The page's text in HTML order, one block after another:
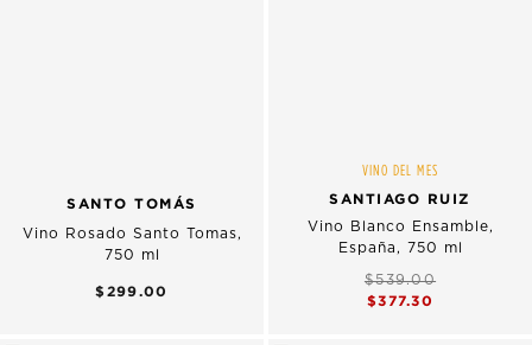
SANTO TOMÁS
Vino Rosado Santo Tomas,
750 ml
$299.00
VINO DEL MES
SANTIAGO RUIZ
Vino Blanco Ensamble,
España, 750 ml
$539.00
$377.30